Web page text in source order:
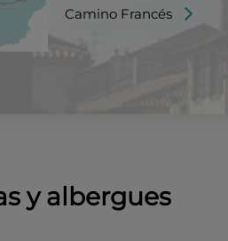
Camino Francés
y albergues